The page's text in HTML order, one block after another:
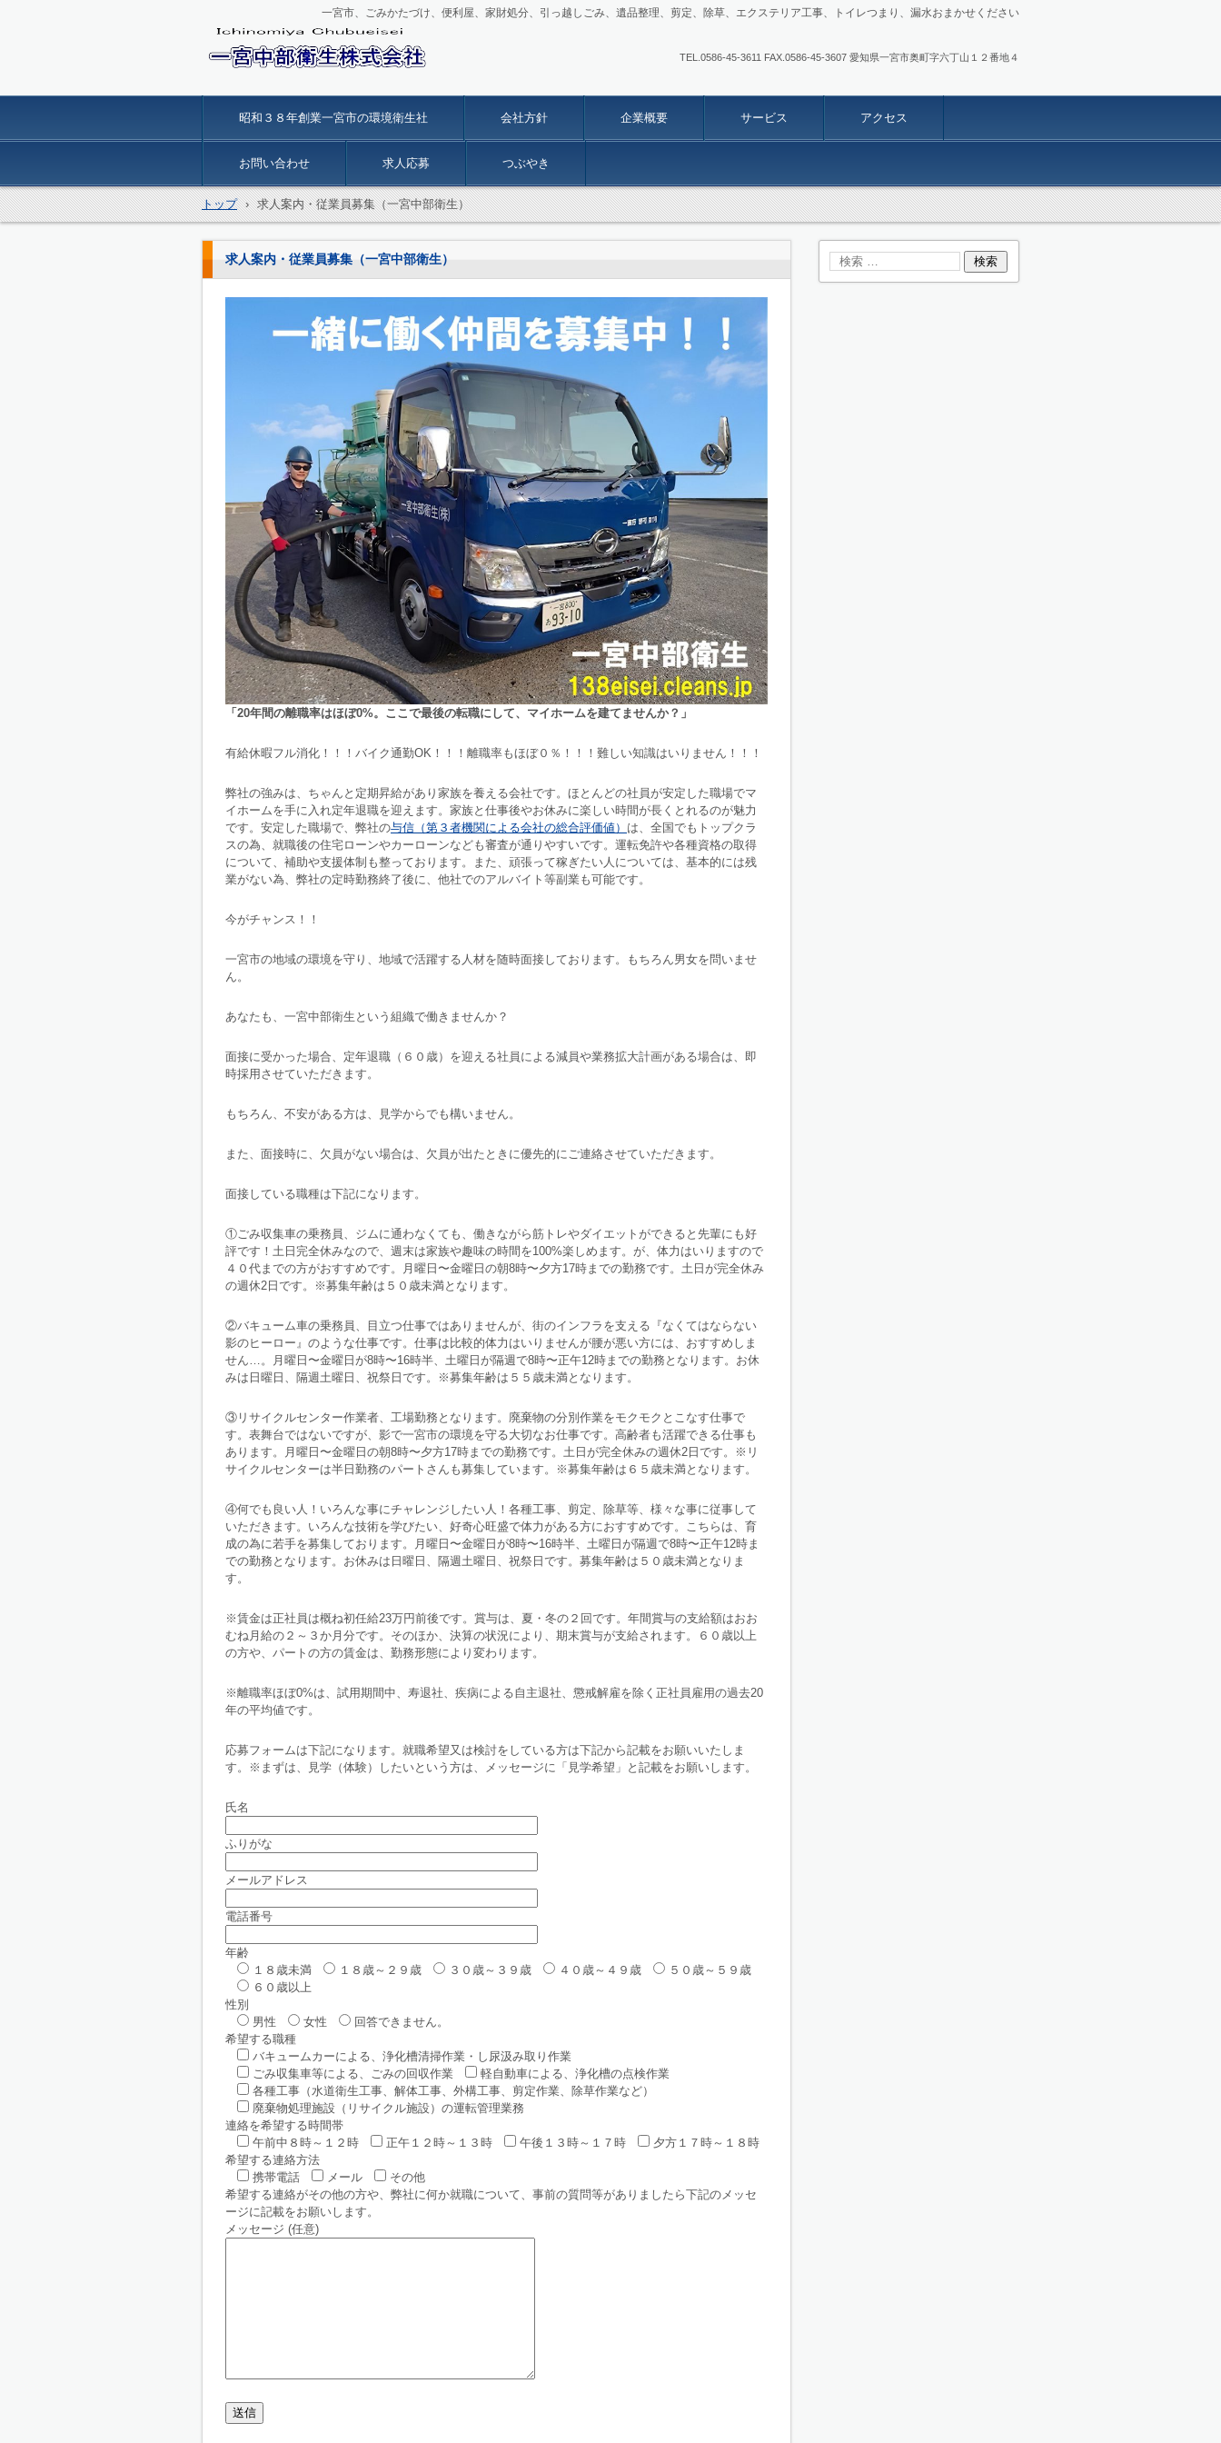
一宮市、ごみかたづけ、便利屋、家財処分、引っ越しごみ、遺品整理、剪定、除草、エクステリア工事、トイレつまり、漏水おまかせください
TEL.0586-45-3611 FAX.0586-45-3607 愛知県一宮市奥町字六丁山１２番地４
昭和３８年創業一宮市の環境衛生社 会社方針 企業概要 サービス アクセス
お問い合わせ 求人応募 つぶやき
トップ › 求人案内・従業員募集（一宮中部衛生）
求人案内・従業員募集（一宮中部衛生）
「20年間の離職率はほぼ0%。ここで最後の転職にして、マイホームを建てませんか？」
有給休暇フル消化！！！バイク通勤OK！！！離職率もほぼ０％！！！難しい知識はいりません！！！
弊社の強みは、ちゃんと定期昇給があり家族を養える会社です。ほとんどの社員が安定した職場でマ
イホームを手に入れ定年退職を迎えます。家族と仕事後やお休みに楽しい時間が長くとれるのが魅力
です。安定した職場で、弊社の与信（第３者機関による会社の総合評価値） は、全国でもトップクラ
スの為、就職後の住宅ローンやカーローンなども審査が通りやすいです。運転免許や各種資格の取得
について、補助や支援体制も整っております。また、頑張って稼ぎたい人については、基本的には残
業がない為、弊社の定時勤務終了後に、他社でのアルバイト等副業も可能です。
今がチャンス！！
一宮市の地域の環境を守り、地域で活躍する人材を随時面接しております。もちろん男女を問いませ
ん。
あなたも、一宮中部衛生という組織で働きませんか？
面接に受かった場合、定年退職（６０歳）を迎える社員による減員や業務拡大計画がある場合は、即
時採用させていただきます。
もちろん、不安がある方は、見学からでも構いません。
また、面接時に、欠員がない場合は、欠員が出たときに優先的にご連絡させていただきます。
面接している職種は下記になります。
①ごみ収集車の乗務員、ジムに通わなくても、働きながら筋トレやダイエットができると先輩にも好
評です！土日完全休みなので、週末は家族や趣味の時間を100%楽しめます。が、体力はいりますので
４０代までの方がおすすめです。月曜日〜金曜日の朝8時〜夕方17時までの勤務です。土日が完全休み
の週休2日です。※募集年齢は５０歳未満となります。
②バキューム車の乗務員、目立つ仕事ではありませんが、街のインフラを支える『なくてはならない
影のヒーロー』のような仕事です。仕事は比較的体力はいりませんが腰が悪い方には、おすすめしま
せん…。月曜日〜金曜日が8時〜16時半、土曜日が隔週で8時〜正午12時までの勤務となります。お休
みは日曜日、隔週土曜日、祝祭日です。※募集年齢は５５歳未満となります。
③リサイクルセンター作業者、工場勤務となります。廃棄物の分別作業をモクモクとこなす仕事で
す。表舞台ではないですが、影で一宮市の環境を守る大切なお仕事です。高齢者も活躍できる仕事も
あります。月曜日〜金曜日の朝8時〜夕方17時までの勤務です。土日が完全休みの週休2日です。※リ
サイクルセンターは半日勤務のパートさんも募集しています。※募集年齢は６５歳未満となります。
④何でも良い人！いろんな事にチャレンジしたい人！各種工事、剪定、除草等、様々な事に従事して
いただきます。いろんな技術を学びたい、好奇心旺盛で体力がある方におすすめです。こちらは、育
成の為に若手を募集しております。月曜日〜金曜日が8時〜16時半、土曜日が隔週で8時〜正午12時ま
での勤務となります。お休みは日曜日、隔週土曜日、祝祭日です。募集年齢は５０歳未満となりま
す。
※賃金は正社員は概ね初任給23万円前後です。賞与は、夏・冬の２回です。年間賞与の支給額はおお
むね月給の２～３か月分です。そのほか、決算の状況により、期末賞与が支給されます。６０歳以上
の方や、パートの方の賃金は、勤務形態により変わります。
※離職率ほぼ0%は、試用期間中、寿退社、疾病による自主退社、懲戒解雇を除く正社員雇用の過去20
年の平均値です。
応募フォームは下記になります。就職希望又は検討をしている方は下記から記載をお願いいたしま
す。※まずは、見学（体験）したいという方は、メッセージに「見学希望」と記載をお願いします。
氏名
ふりがな
メールアドレス
電話番号
年齢
１８歳未満
１８歳～２９歳 ３０歳～３９歳 ４０歳～４９歳
５０歳～５９歳
６０歳以上
性別
男性
女性
回答できません。
希望する職種
バキュームカーによる、浄化槽清掃作業・し尿汲み取り作業
ごみ収集車等による、ごみの回収作業
軽自動車による、浄化槽の点検作業
各種工事（水道衛生工事、解体工事、外構工事、剪定作業、除草作業など）
廃棄物処理施設（リサイクル施設）の運転管理業務
連絡を希望する時間帯
午前中８時～１２時
正午１２時～１３時 午後１３時～１７時
夕方１７時～１８時
希望する連絡方法
携帯電話
メール
その他
希望する連絡がその他の方や、弊社に何か就職について、事前の質問等がありましたら下記のメッセ
ージに記載をお願いします。
メッセージ (任意)